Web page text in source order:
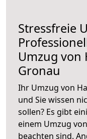
Stressfreie
Umzug von
Gronau
Ihr Umzug von
und Sie wissen
sollen? Es gibt
einem Umzug
beachten sind.